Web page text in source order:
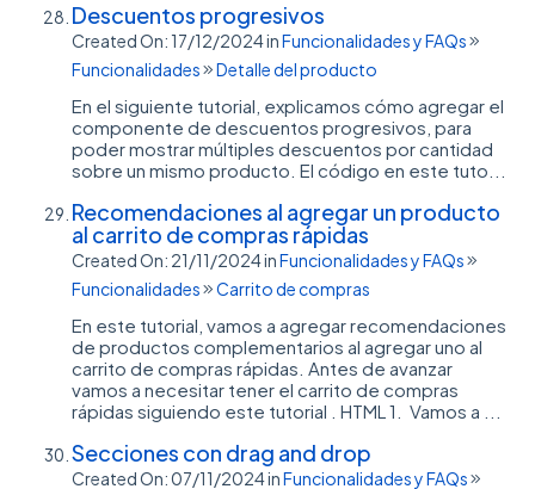
Descuentos progresivos
Created On: 17/12/2024inFuncionalidades y FAQs
Funcionalidades
Detalle del producto
En el siguiente tutorial, explicamos cómo agregar el
componente de descuentos progresivos, para
poder mostrar múltiples descuentos por cantidad
sobre un mismo producto. El código en este tuto...
Recomendaciones al agregar un producto
al carrito de compras rápidas
Created On: 21/11/2024inFuncionalidades y FAQs
Funcionalidades
Carrito de compras
En este tutorial, vamos a agregar recomendaciones
de productos complementarios al agregar uno al
carrito de compras rápidas. Antes de avanzar
vamos a necesitar tener el carrito de compras
rápidas siguiendo este tutorial . HTML 1. Vamos a ...
Secciones con drag and drop
Created On: 07/11/2024inFuncionalidades y FAQs